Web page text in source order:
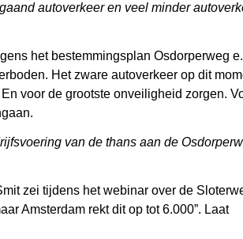
autoverkeer en veel minder
het bestemmingsplan Osdorperweg
Het zware autoverkeer op dit
voor de grootste onveiligheid zorgen.
van de thans aan de
zei tijdens het webinar over de
Amsterdam rekt dit op tot 6.000”. Laat